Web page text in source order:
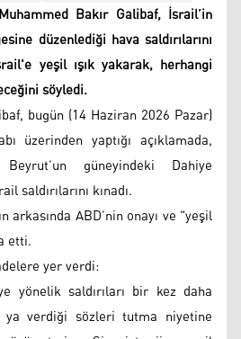
Bakır Galibaf, İsrail’in
düzenlediği hava saldırılarını
yeşil ışık yakarak, herhangi
söyledi.
bugün (14 Haziran 2026 Pazar)
üzerinden yaptığı açıklamada,
güneyindeki Dahiye
saldırılarını kınadı.
arkasında ABD’nin onayı ve "yeşil
etti.
yer verdi:
yönelik saldırıları bir kez daha
ya verdiği sözleri tutma niyetine